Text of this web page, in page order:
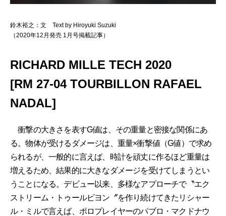
鈴木裕之：文 Text by Hiroyuki Suzuki
（2020年12月発売 1月号掲載記事）
RICHARD MILLE TECH 2020
[RM 27-04 TOURBILLON RAFAEL
NADAL]
衝撃の大きさを表すG値は、その重量と密接な関係にあ
る。物体が受けるダメージは、重量×衝撃値（G値）で求め
られるが、一般的に言えば、時計を頑丈に作るほど重量は
増えるため、結果的に大きなダメージを受けてしまうとい
うことになる。デビュー以来、多様なアプローチで〝エク
ストリーム・トゥールビヨン〞を作り続けてきたリシャー
ル・ミルで言えば、ポロプレイヤーのパブロ・マクドナウ